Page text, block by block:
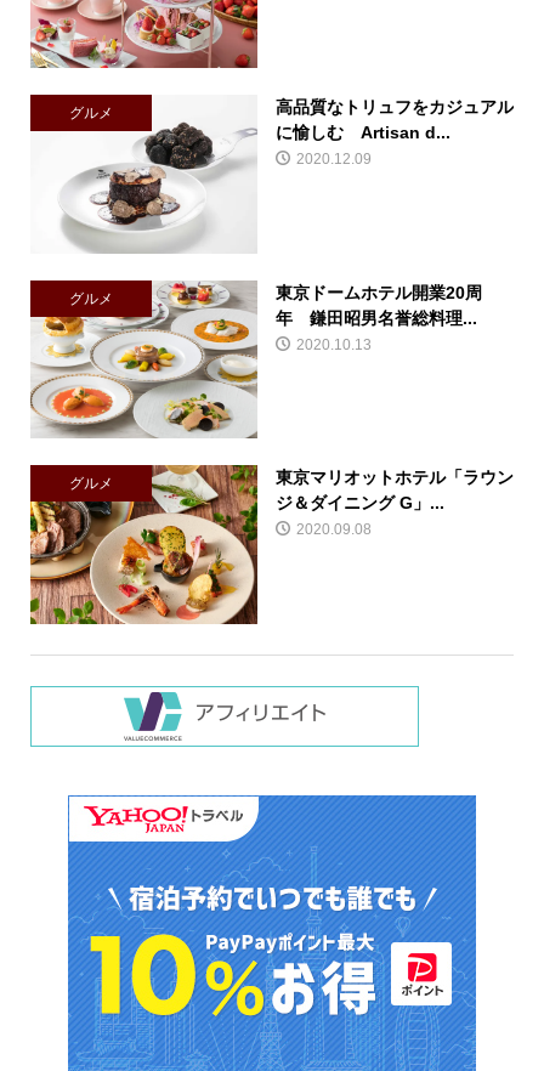
グルメ
高品質なトリュフをカジュアル
に愉しむ Artisan d...
2020.12.09
グルメ
東京ドームホテル開業20周
年 鎌田昭男名誉総料理...
2020.10.13
グルメ
東京マリオットホテル「ラウン
ジ＆ダイニング G」...
2020.09.08